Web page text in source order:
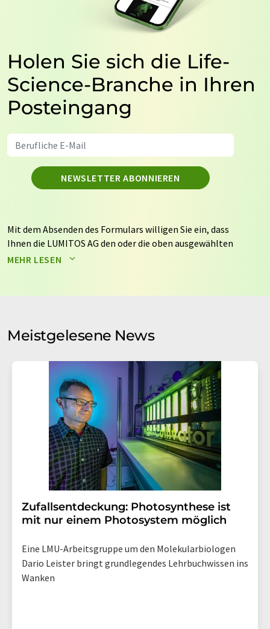
Holen Sie sich die Life-
Science-Branche in Ihren
Posteingang
NEWSLETTER ABONNIEREN
Mit dem Absenden des Formulars willigen Sie ein, dass
Ihnen die LUMITOS AG den oder die oben ausgewählten
Newsletter per E-Mail zusendet. Ihre Daten werden
auf Basis unsererDatenschutzerklärung. LUMITOS darf
Meinungsforschung per E-Mail kontaktieren. Ihre
Einwilligung können Sie jederzeit ohne Angabe von
Str. 2, 12489 Berlin oder per E-Mail unter
widerruf@lumitos.com mit Wirkung für die Zukunft
widerrufen. Zudem ist in jeder E-Mail ein Link zur
Abbestellung des entsprechenden Newsletters
enthalten.
MEHR LESEN
Meistgelesene News
Zufallsentdeckung: Photosynthese ist
mit nur einem Photosystem möglich
Eine LMU-Arbeitsgruppe um den Molekularbiologen
Dario Leister bringt grundlegendes Lehrbuchwissen ins
Wanken